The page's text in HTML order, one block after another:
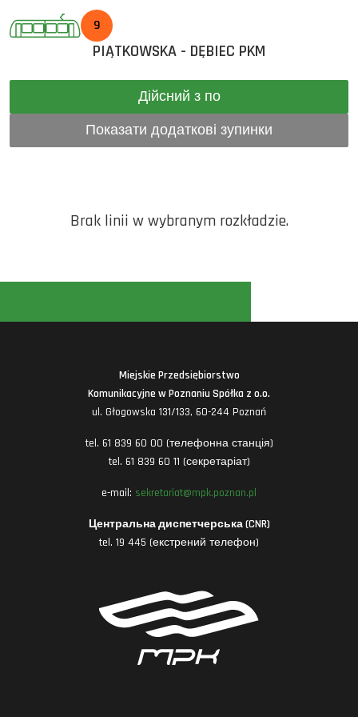
9
PIĄTKOWSKA - DĘBIEC PKM
Дійсний з по
Показати додаткові зупинки
Brak linii w wybranym rozkładzie.
Miejskie Przedsiębiorstwo
Komunikacyjne w Poznaniu Spółka z o.o.
ul. Głogowska 131/133, 60-244 Poznań
tel. 61 839 60 00 (телефонна станція)
tel. 61 839 60 11 (секретаріат)
e-mail: sekretariat@mpk.poznan.pl
Центральна диспетчерська (CNR)
tel. 19 445 (екстрений телефон)